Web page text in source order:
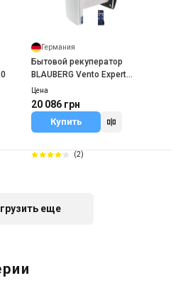
Германия
Бытовой рекуператор
BLAUBERG Vento Expert
A100-1
Цена
20 086 грн
Купить
(2)
еще